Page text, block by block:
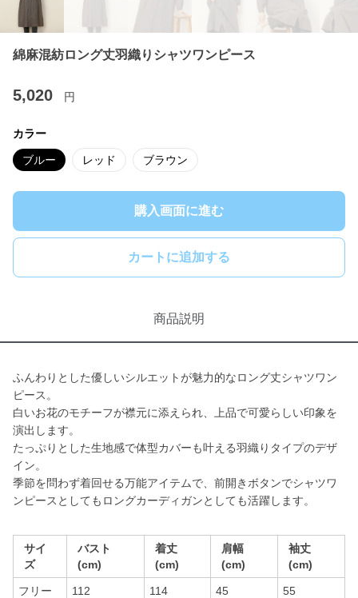
綿麻混紡ロング丈羽織りシャツワンピース
5,020 円
カラー
ブルー レッド ブラウン
購入画面に進む
カートに追加する
商品説明
ふんわりとした優しいシルエットが魅力的なロング丈シャツワン
ピース。
白いお花のモチーフが襟元に添えられ、上品で可愛らしい印象を
演出します。
たっぷりとした生地感で体型カバーも叶える羽織りタイプのデザ
イン。
季節を問わず着回せる万能アイテムで、前開きボタンでシャツワ
ンピースとしてもロングカーディガンとしても活躍します。
サイ
ズ
バスト
(cm)
着丈
(cm)
肩幅
(cm)
袖丈
(cm)
フリー 112 114 45 55